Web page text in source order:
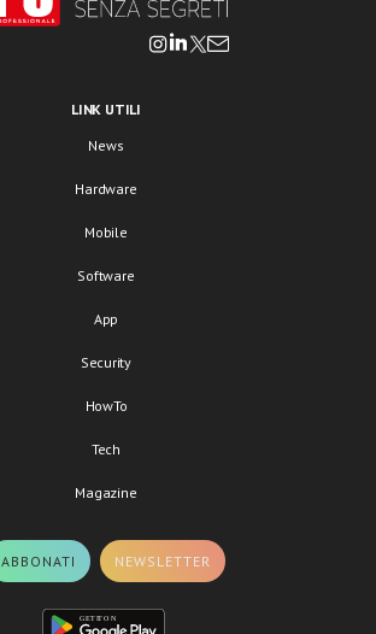
LINK UTILI
News
Hardware
Mobile
Software
App
Security
HowTo
Tech
Magazine
ABBONATI NEWSLETTER